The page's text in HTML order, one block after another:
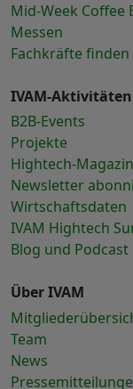
Mid-Week Coffee
Messen
Fachkräfte finden
IVAM-Aktivitäten
B2B-Events
Projekte
Hightech-
Newsletter
Wirtschaftsdaten
IVAM Hightech
Blog und Podcast
Über IVAM
Team
News